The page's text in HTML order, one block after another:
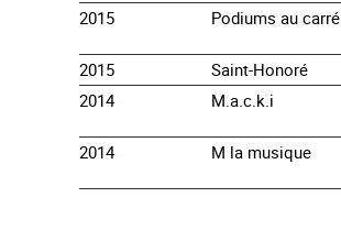
2015 Podiums au carré
2015 Saint-Honoré
2014
M.a.c.k.i
2014 M la musique